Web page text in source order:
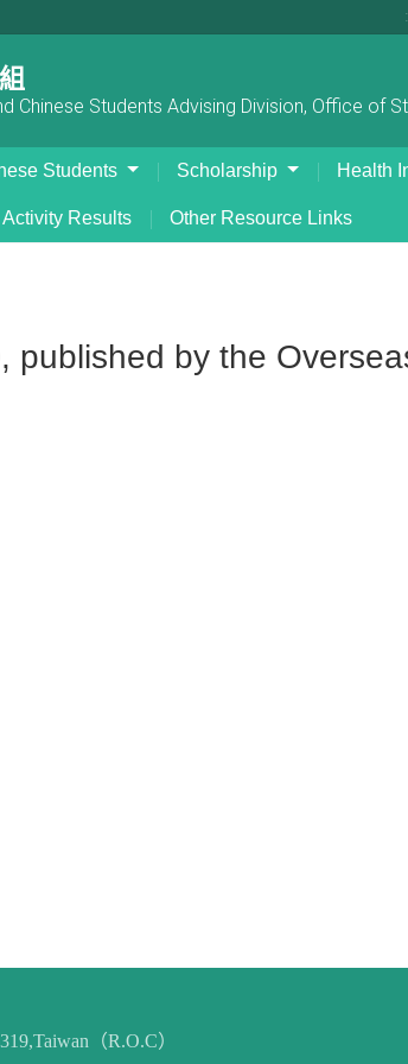
Chinese Students Advising Division, Office of
Students Scholarship Health
Activity Results Other Resource Links
published by the
（R.O.C）